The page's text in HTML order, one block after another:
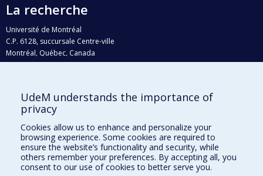
La recherche
Université de Montréal
C.P. 6128, succursale Centre-ville
Montréal, Québec, Canada
H3C 3J7
Qui fait quoi?
Nous trouver
Plan du site
Accessibilité
UdeM understands the importance of
privacy
Cookies allow us to enhance and personalize your
browsing experience. Some cookies are required to
ensure the website’s functionality and security, while
others remember your preferences. By accepting all, you
consent to our use of cookies to better serve you.